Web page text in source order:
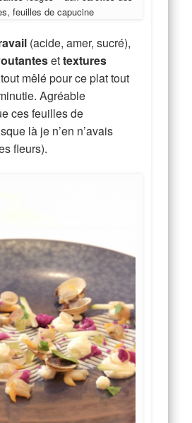
feuilles de capucine
(acide, amer, sucré),
ettextures
mêlé pour ce plat tout
Agréable
ces feuilles de
là je n’en n’avais
fleurs).